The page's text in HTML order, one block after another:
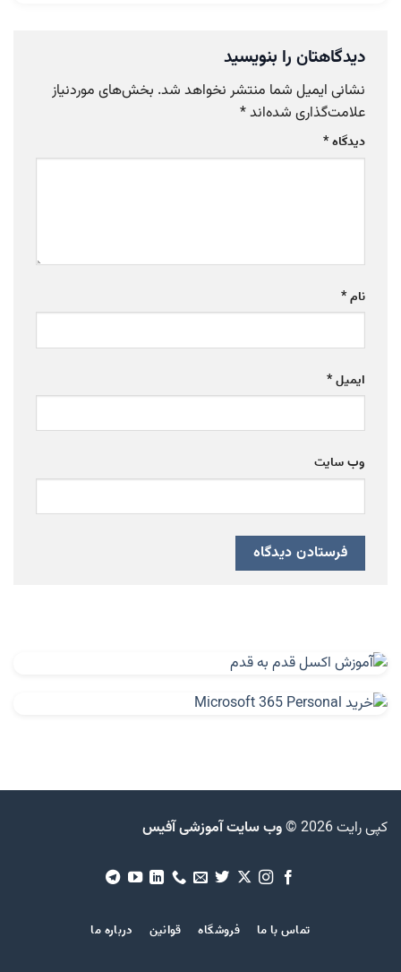
دیدگاهتان را بنویسید
نشانی ایمیل شما منتشر نخواهد شد. بخش‌های موردنیاز
علامت‌گذاری شده‌اند*
دیدگاه*
نام*
ایمیل*
وب‌ سایت
کپی رایت 2026 © وب سایت آموزشی آفیس
تماس با ما فروشگاه قوانین درباره ما